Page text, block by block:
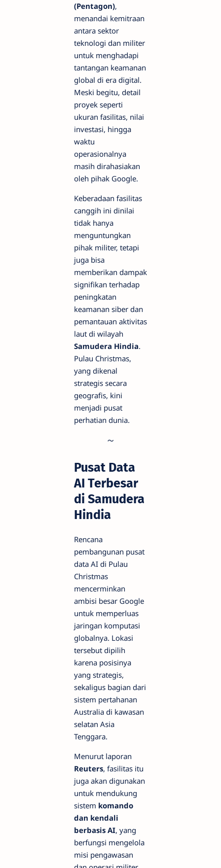
(Pentagon),
menandai kemitraan
antara sektor
teknologi dan militer
untuk menghadapi
tantangan keamanan
global di era digital.
Meski begitu, detail
proyek seperti
ukuran fasilitas, nilai
investasi, hingga
waktu
operasionalnya
masih dirahasiakan
oleh pihak Google.
Keberadaan fasilitas
canggih ini dinilai
tidak hanya
menguntungkan
pihak militer, tetapi
juga bisa
memberikan dampak
signifikan terhadap
peningkatan
keamanan siber dan
pemantauan aktivitas
laut di wilayah
Samudera Hindia.
Pulau Christmas,
yang dikenal
strategis secara
geografis, kini
menjadi pusat
perhatian dunia.
Pusat Data
AI Terbesar
di Samudera
Hindia
Rencana
pembangunan pusat
data AI di Pulau
Christmas
mencerminkan
ambisi besar Google
untuk memperluas
jaringan komputasi
globalnya. Lokasi
tersebut dipilih
karena posisinya
yang strategis,
sekaligus bagian dari
sistem pertahanan
Australia di kawasan
selatan Asia
Tenggara.
Menurut laporan
Reuters, fasilitas itu
juga akan digunakan
untuk mendukung
sistem komando
dan kendali
berbasis AI, yang
berfungsi mengelola
misi pengawasan